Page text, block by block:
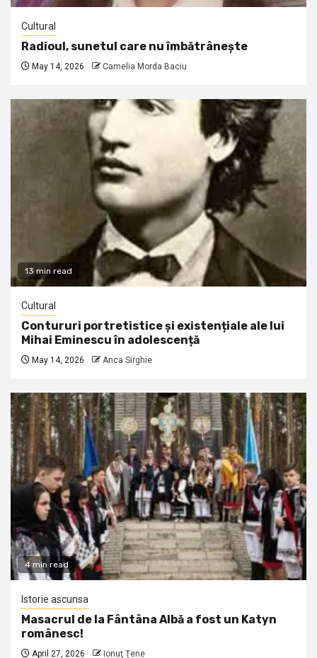
Cultural
Radioul, sunetul care nu îmbătrânește
May 14, 2026 Camelia Morda Baciu
13 min read
Cultural
Contururi portretistice și existențiale ale lui
Mihai Eminescu în adolescență
May 14, 2026 Anca Sirghie
4 min read
Istorie ascunsa
Masacrul de la Fântâna Albă a fost un Katyn
românesc!
April 27, 2026 Ionuţ Ţene